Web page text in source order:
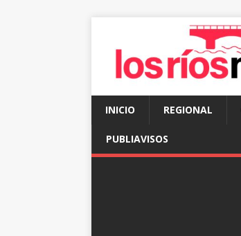
INICIO REGIONAL
PUBLIAVISOS